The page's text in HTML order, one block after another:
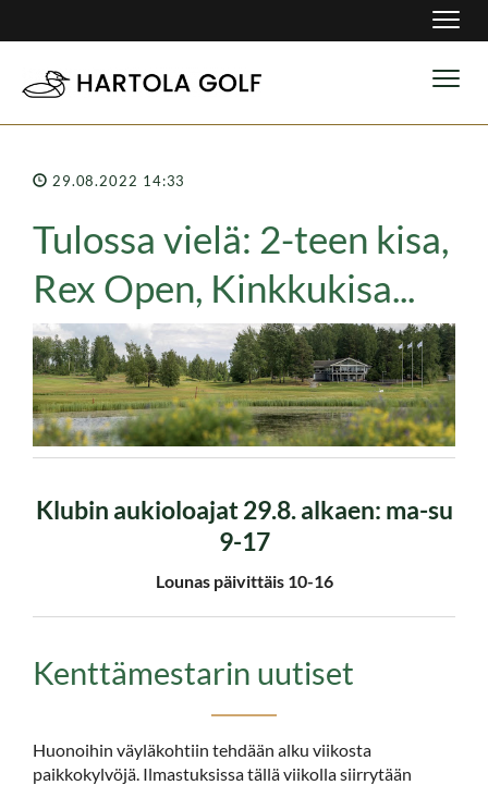
29.08.2022 14:33
Tulossa vielä: 2-teen kisa,
Rex Open, Kinkkukisa...
Klubin aukioloajat 29.8. alkaen: ma-su
9-17
Lounas päivittäis 10-16
Kenttämestarin uutiset
Huonoihin väyläkohtiin tehdään alku viikosta
paikkokylvöjä. Ilmastuksissa tällä viikolla siirrytään